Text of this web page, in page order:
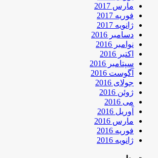
مارس 2017
فوریه 2017
ژانویه 2017
دسامبر 2016
نوامبر 2016
اکتبر 2016
سپتامبر 2016
آگوست 2016
جولای 2016
ژوئن 2016
می 2016
آوریل 2016
مارس 2016
فوریه 2016
ژانویه 2016